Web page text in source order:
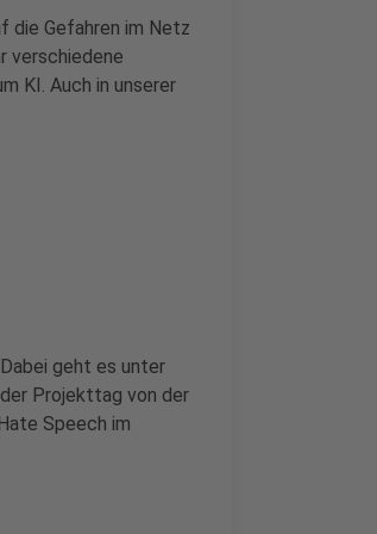
die Gefahren im Netz
verschiedene
KI. Auch in unserer
geht es unter
Projekttag von der
Speech im